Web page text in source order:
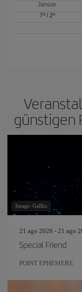
Januar
7º/ 2º
günstigen
Image: Gallks
21 ago 2026 - 21 ago
Special Friend
POINT EPHEMERE